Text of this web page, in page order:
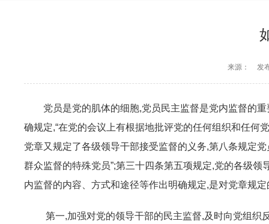
来源： 发
党员是党的肌体的细胞,党员民主监督是党内监督的
确规定,“在党的会议上有根据地批评党的任何组织和任何
党章又规定了各级领导干部接受监督的义务,第八条规定
群众监督的特殊党员”;第三十四条第五项规定,党的各级
内监督的内容、方式和途径等作出明确规定,是对党章规
第一,加强对党的领导干部的民主监督,及时向党组织